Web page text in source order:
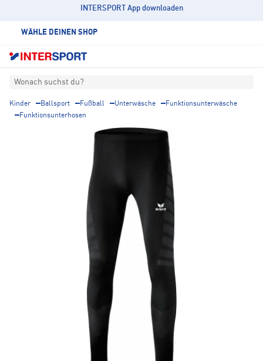
INTERSPORT App downloaden
WÄHLE DEINEN SHOP
Wonach suchst du?
Kinder Ballsport Fußball Unterwäsche
Funktionsunterwäsche
Funktionsunterhosen